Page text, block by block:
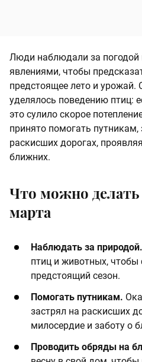
Люди наблюдали за
явлениями, чтобы
предстоящее лето и урожай.
уделялось поведению птиц:
это сулило скорое
принято помогать
раскисших дорогах,
ближних.​
Что можно делать
марта
Наблюдать за природой.
птиц и животных, чтобы
предстоящий сезон.​
Помогать путникам.
застрял на раскисших
милосердие и заботу о
Проводить обряды на